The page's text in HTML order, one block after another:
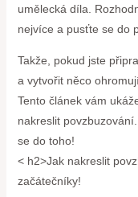
umělecká díla.
nejvíce a pusťte se do
Takže, pokud jste
a vytvořit něco
Tento článek vám
nakreslit
se do toho!
< h2>Jak nakreslit
začátečníky!